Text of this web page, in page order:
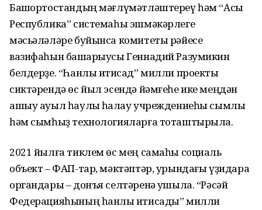
Башҡортостандың мәғлүмәтләштереү һәм “Асыҡ
Республика” системаһы эшмәкәрлеге
мәсьәләләре буйынса комитеты рәйесе
вазифаһын башҡарыусы Геннадий Разумикин
белдерҙе. “Һанлы иҡтисад” милли проекты
сиктәрендә өс йыл эсендә йәмғеһе ике меңдән
ашыу ауыл һаулыҡ һаҡлау учреждениеһы сымлы
һәм сымһыҙ технологияларға тоташтырыла.
2021 йылға тиклем өс мең самаһы социаль
объект – ФАП-тар, мәктәптәр, урындағы үҙидара
органдары – донъя селтәренә ҡушыла. “Рәсәй
Федерацияһының һанлы иҡтисады” милли